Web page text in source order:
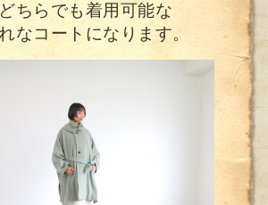
ちらでも着用可能な
なコートになります。